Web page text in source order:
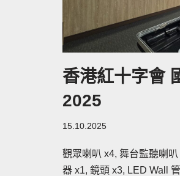
香港紅十字會
2025
15.10.2025
觀眾喇叭 x4, 舞台監聽喇
器 x1, 鏡頭 x3, LED Wall